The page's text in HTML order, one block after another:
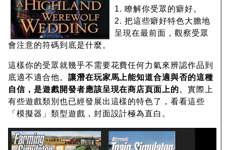
1. 瞭解你受眾的癖好。
2. 把這些癖好特色大膽地
呈現在最前面，觀察受眾
會注意的符碼到底是什麼。
這樣你的受眾就幾乎不需要花費任何力氣來辨認作品到
底適不適合他。 讓潛在玩家馬上能知道合適與否的這種
自信，是遊戲開發者應該呈現在商店頁面上的。實際上
有些遊戲類別也已經發展出這樣的特色了，看看這些
「模擬器」類型遊戲，封面設計極為直白。